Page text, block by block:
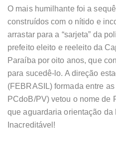
O mais humilhante foi a
construídos com o nítido e
arrastar para a “sarjeta” da
prefeito eleito e reeleito da
Paraíba por oito anos, que
para sucedê-lo. A direção
(FEBRASIL) formada entre
PCdoB/PV) vetou o nome de
que aguardaria orientação
Inacreditável!